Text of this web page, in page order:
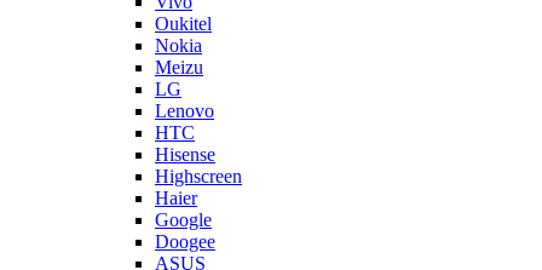
Oukitel
Nokia
Meizu
LG
Lenovo
HTC
Hisense
Highscreen
Haier
Google
Doogee
ASUS